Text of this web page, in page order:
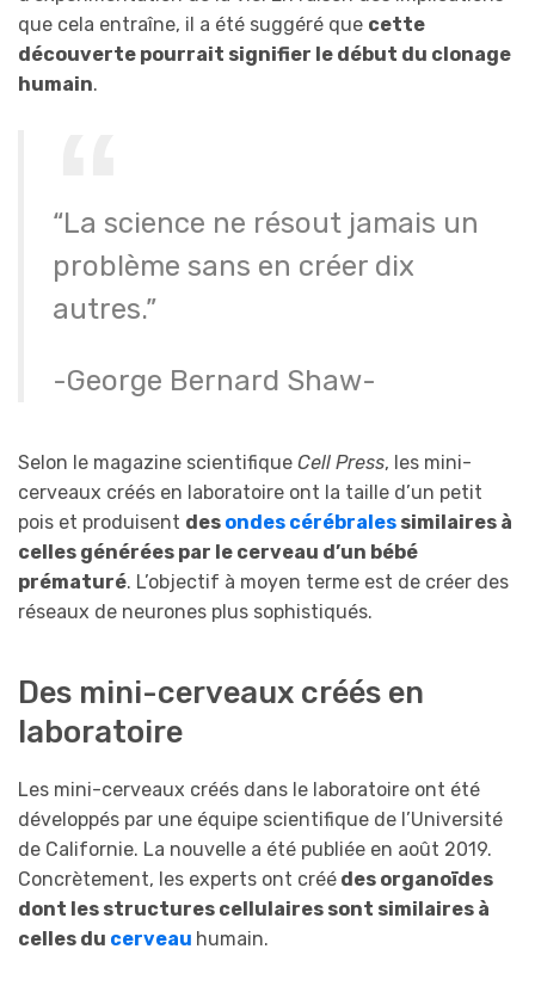
que cela entraîne, il a été suggéré que cette
découverte pourrait signifier le début du clonage
humain.
“La science ne résout jamais un
problème sans en créer dix
autres.”
-George Bernard Shaw-
Selon le magazine scientifique Cell Press, les mini-
cerveaux créés en laboratoire ont la taille d’un petit
pois et produisent des ondes cérébrales similaires à
celles générées par le cerveau d’un bébé
prématuré. L’objectif à moyen terme est de créer des
réseaux de neurones plus sophistiqués.
Des mini-cerveaux créés en
laboratoire
Les mini-cerveaux créés dans le laboratoire ont été
développés par une équipe scientifique de l’Université
de Californie. La nouvelle a été publiée en août 2019.
Concrètement, les experts ont créé des organoïdes
dont les structures cellulaires sont similaires à
celles du cerveau humain.